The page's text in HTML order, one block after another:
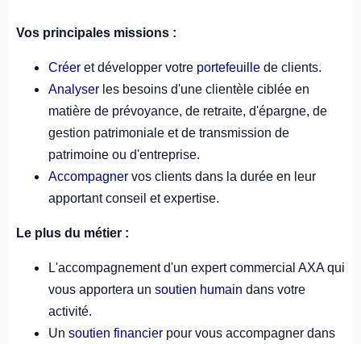
Vos principales missions :
Créer et développer votre portefeuille de clients.
Analyser les besoins d'une clientèle ciblée en
matière de prévoyance, de retraite, d'épargne, de
gestion patrimoniale et de transmission de
patrimoine ou d'entreprise.
Accompagner vos clients dans la durée en leur
apportant conseil et expertise.
Le plus du métier :
L'accompagnement d'un expert commercial AXA qui
vous apportera un soutien humain dans votre
activité.
Un soutien financier pour vous accompagner dans